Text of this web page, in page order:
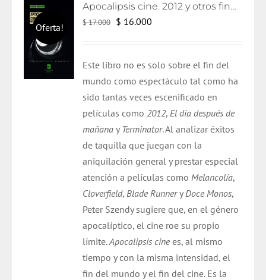
Oferta!
Apocalipsis cine. 2012 y otros fines de mundo
$17.000 El
era:
$ 17.000.
$ 16.000
es:
$ 16.000.
Este libro no es solo sobre el fin del
mundo como espectáculo tal como ha
sido tantas veces escenificado en
películas como2012,El día después de
mañanay Terminator. Al analizar éxitos
de taquilla que juegan con la
aniquilación general y prestar especial
atención a películas comoMelancolía,
Cloverfield,Blade RunneryDoce Monos,
Peter Szendy sugiere que, en el género
apocalíptico, el cine roe su propio
límite.Apocalipsis cinees, al mismo
tiempo y con la misma intensidad, el
fin del mundo y el fin del cine. Es la